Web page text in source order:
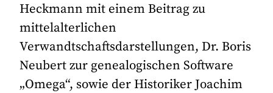
Heckmann mit einem Beitrag zu
mittelalterlichen
Verwandtschaftsdarstellungen, Dr. Boris
Neubert zur genealogischen Software
„Omega“, sowie der Historiker Joachim